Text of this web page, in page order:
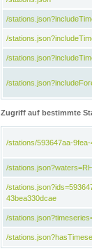
/
/
/
/
Zugriff auf bestimmte
/stations/593647aa-
/
/
43bea330dcae
/
/